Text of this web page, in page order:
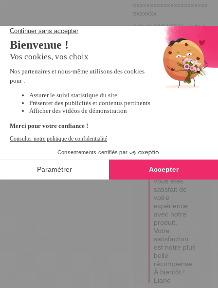
xxxxxxxxxxxxxxxxxxxxxx
xxxxxxx
Avis du10/04/2026 , suite à
une expérience du
parMONIQUE G.
Signaler
Réponse de
tempsl.fr
sommes
savoir que
vous êtes
satisfait de
votre
expérience
avec notre
produit.
Votre
satisfaction
est notre plus
belle
récompense.
À bientôt !
Liane